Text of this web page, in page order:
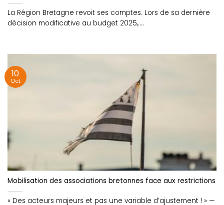
La Région Bretagne revoit ses comptes. Lors de sa dernière
décision modificative au budget 2025,....
Mobilisation des associations bretonnes face aux restrictions
« Des acteurs majeurs et pas une variable d’ajustement ! » —
10
Oct